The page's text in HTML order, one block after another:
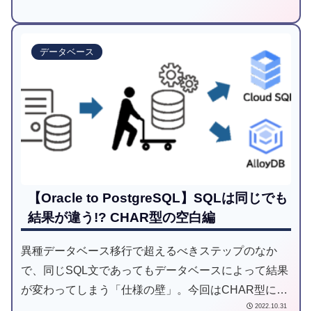
データベース
【Oracle to PostgreSQL】SQLは同じでも
結果が違う!? CHAR型の空白編
異種データベース移行で超えるべきステップのなか
で、同じSQL文であってもデータベースによって結果
が変わってしまう「仕様の壁」。今回はCHAR型につ
2022.10.31